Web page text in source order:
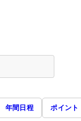
年間日程 ポイント